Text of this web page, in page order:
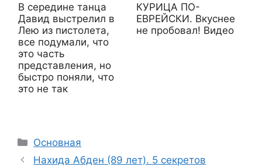
В середине танца
Давид выстрелил в
Лею из пистолета,
все подумали, что
это часть
представления, но
быстро поняли, что
это не так
КУРИЦА ПО-
ЕВРЕЙСКИ. Вкуснее
не пробовал! Видео
Рубрики
Основная
Нахида Абден (89 лет). 5 секретов